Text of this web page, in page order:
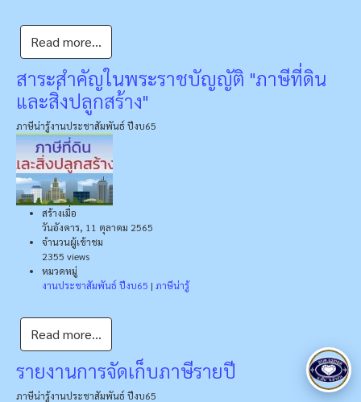
Read more...
สาระสำคัญในพระราชบัญญัติ "ภาษีที่ดิน
และสิ่งปลูกสร้าง"
ภาษีน่ารู้งานประชาสัมพันธ์ ปีงบ65
สร้างเมื่อ
วันอังคาร, 11 ตุลาคม 2565
จำนวนผู้เข้าชม
2355 views
หมวดหมู่
งานประชาสัมพันธ์ ปีงบ65 | ภาษีน่ารู้
Read more...
รายงานการจัดเก็บภาษีรายปี
ภาษีน่ารู้งานประชาสัมพันธ์ ปีงบ65